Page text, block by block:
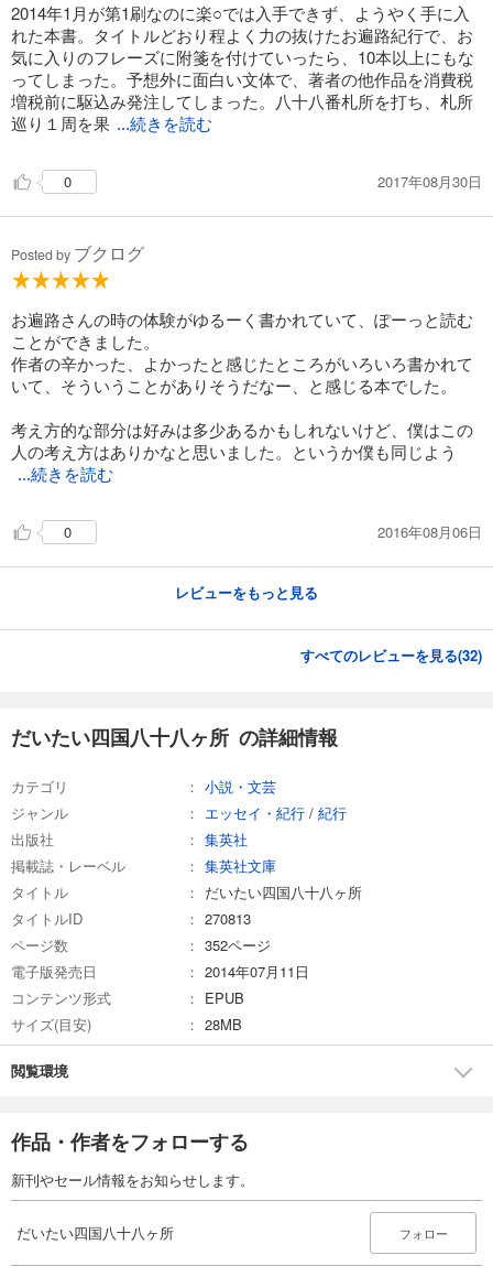
2014年1月が第1刷なのに楽○では入手できず、ようやく手に入
れた本書。タイトルどおり程よく力の抜けたお遍路紀行で、お
気に入りのフレーズに附箋を付けていったら、10本以上にもな
ってしまった。予想外に面白い文体で、著者の他作品を消費税
増税前に駆込み発注してしまった。八十八番札所を打ち、札所
巡り１周を果 ...続きを読む
0 2017年08月30日
Posted by ブクログ
お遍路さんの時の体験がゆるーく書かれていて、ぽーっと読む
ことができました。
作者の辛かった、よかったと感じたところがいろいろ書かれて
いて、そういうことがありそうだなー、と感じる本でした。
考え方的な部分は好みは多少あるかもしれないけど、僕はこの
人の考え方はありかなと思いました。というか僕も同じよう
...続きを読む
0 2016年08月06日
レビューをもっと見る
すべてのレビューを見る(32)
だいたい四国八十八ヶ所 の詳細情報
カテゴリ
小説・文芸
ジャンル
エッセイ・紀行 / 紀行
出版社
集英社
掲載誌・レーベル
集英社文庫
タイトル
だいたい四国八十八ヶ所
タイトルID
270813
ページ数
352ページ
電子版発売日
2014年07月11日
コンテンツ形式
EPUB
サイズ(目安)
28MB
閲覧環境
作品・作者をフォローする
新刊やセール情報をお知らせします。
だいたい四国八十八ヶ所 フォロー